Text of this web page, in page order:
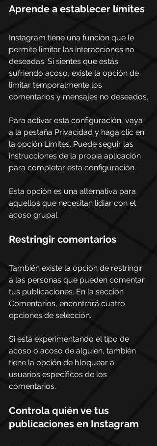
Aprende a establecer límites
Instagram tiene una función que le
permite limitar las interacciones no
deseadas. Si sientes que estás
sufriendo acoso, existe la opción de
limitar temporalmente los
comentarios y mensajes no deseados.
Para activar esta configuración, vaya
a la pestaña Privacidad y haga clic en
la opción Límites. Puede seguir las
instrucciones de la propia aplicación
para completar esta configuración.
Esta opción es una alternativa para
aquellos que necesitan lidiar con el
acoso grupal.
Restringir comentarios
También existe la opción de restringir
a las personas que pueden comentar
tus publicaciones. En la sección
Comentarios, encontrará cuatro
opciones de selección.
Si está experimentando el tipo de
acoso o acoso de alguien, también
tiene la opción de bloquear a
usuarios específicos de los
comentarios.
Controla quién ve tus
publicaciones en Instagram